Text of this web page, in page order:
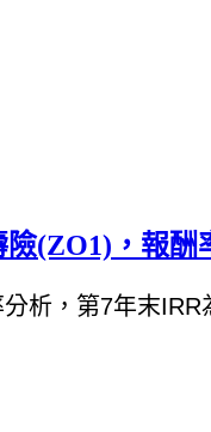
險(ZO1)，報酬
析，第7年末IRR